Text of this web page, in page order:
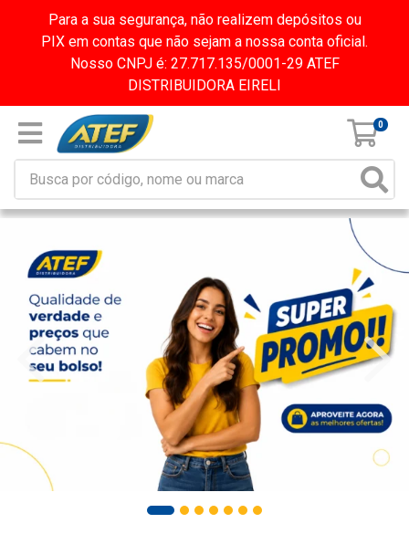
Para a sua segurança, não realizem depósitos ou
PIX em contas que não sejam a nossa conta oficial.
Nosso CNPJ é: 27.717.135/0001-29 ATEF
DISTRIBUIDORA EIRELI
0